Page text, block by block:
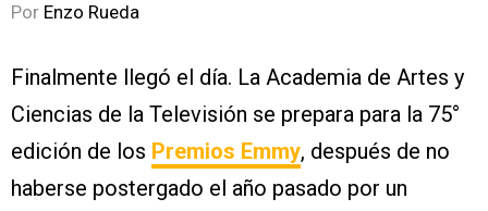
Por Enzo Rueda
Finalmente llegó el día. La Academia de Artes y
Ciencias de la Televisión se prepara para la 75°
edición de los Premios Emmy, después de no
haberse postergado el año pasado por un